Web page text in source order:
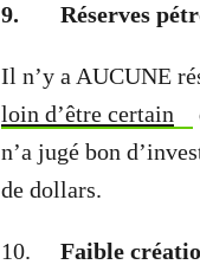
9. Réserves
Il n’y a AUCUNE
loin d’être certain
n’a jugé bon
de dollars.
10. Faible